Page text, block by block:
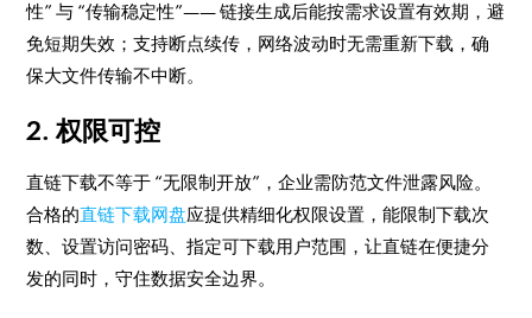
性” 与 “传输稳定性”—— 链接生成后能按需求设置有效期，避
免短期失效；支持断点续传，网络波动时无需重新下载，确
保大文件传输不中断。
2. 权限可控
直链下载不等于 “无限制开放”，企业需防范文件泄露风险。
合格的直链下载网盘应提供精细化权限设置，能限制下载次
数、设置访问密码、指定可下载用户范围，让直链在便捷分
发的同时，守住数据安全边界。